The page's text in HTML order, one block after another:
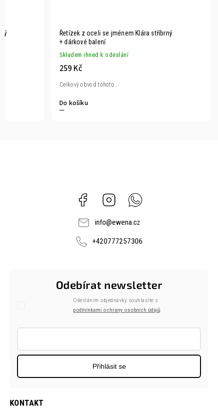
Řetízek z oceli se jménem Klára stříbrný
+ dárkové balení
Skladem ihned k odeslání
259 Kč
Do košíku
Celkový obvod tohoto...
Facebook Instagram
info@ewena.cz
+420777257306
KONTAKT
Odebírat newsletter
Odesláním objednávky souhlasíte s
podmínkami ochrany osobních údajů
Přihlásit se